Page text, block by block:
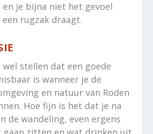
en je bijna niet het gevoel
rugzak draagt.
wel stellen dat een goede
is wanneer je de
en natuur van Roden
Hoe fijn is het dat je na
de wandeling, even ergens